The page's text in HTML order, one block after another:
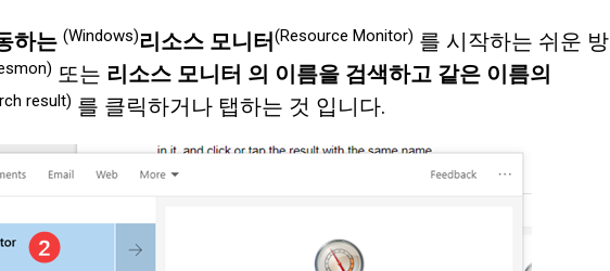
하는 (Windows)리소스 모니터(Resource Monitor) 를 시작하는 쉬운 방
또는 리소스 모니터 의 이름을 검색하고 같은 이름의
result) 를 클릭하거나 탭하는 것 입니다.